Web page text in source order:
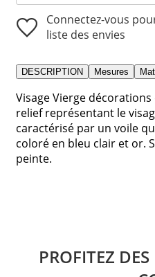
Connectez-vous
liste des envies
DESCRIPTION Mesures
Visage Vierge
relief représentant le
caractérisé par un voile
coloré en bleu clair et or.
peinte.
PROFITEZ